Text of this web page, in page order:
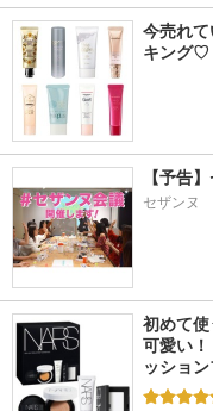
今売れ
キング♡
【予告
セザンヌ
初めて
可愛い
ッショ